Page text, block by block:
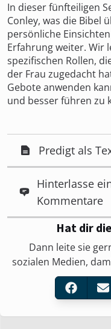
In dieser fünfteiligen
Conley, was die Bibel
persönliche
Erfahrung weiter. Wir
spezifischen Rollen,
der Frau zugedacht
Gebote anwenden
und besser führen zu
Predigt als
Hinterlasse
Kommentare
Hat dir
Dann leite sie
sozialen Medien,